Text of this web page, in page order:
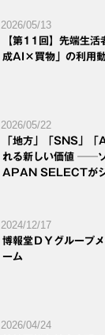
2026/05/13
【第11回】先端生活
成AI×買物」の利用
2026/05/22
「地方」「SNS」「
れる新しい価値 ──
APAN SELECTがジ
2024/12/17
博報堂ＤＹグループ
ーム
2026/04/24